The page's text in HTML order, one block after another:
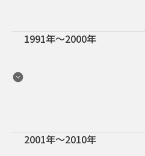
1991年〜2000年
2001年〜2010年